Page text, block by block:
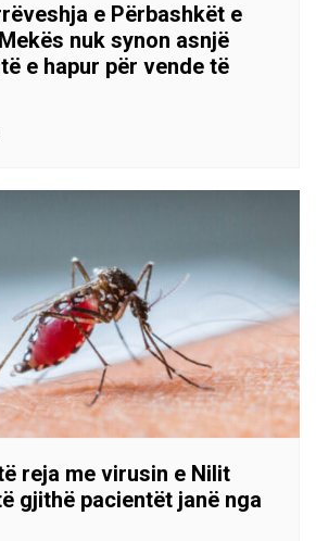
e Përbashkët e
nuk synon asnjë
e hapur për vende të
reja me virusin e Nilit
gjithë pacientët janë nga